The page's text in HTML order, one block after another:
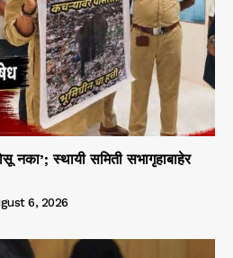
नका’; स्थायी समिती सभागृहाबाहेर
6, 2026